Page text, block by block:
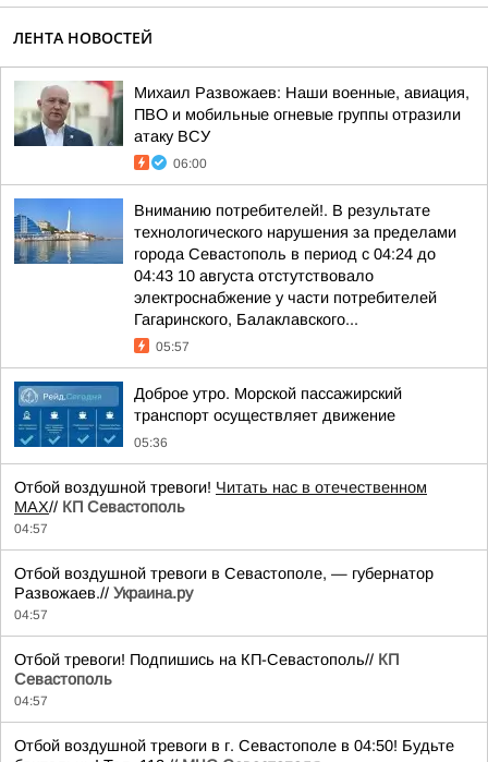
ЛЕНТА НОВОСТЕЙ
Михаил Развожаев: Наши военные, авиация,
ПВО и мобильные огневые группы отразили
атаку ВСУ
06:00
Вниманию потребителей!. В результате
технологического нарушения за пределами
города Севастополь в период с 04:24 до
04:43 10 августа отстутствовало
электроснабжение у части потребителей
Гагаринского, Балаклавского...
05:57
Доброе утро. Морской пассажирский
транспорт осуществляет движение
05:36
Отбой воздушной тревоги! Читать нас в отечественном
MAX// КП Севастополь
04:57
Отбой воздушной тревоги в Севастополе, — губернатор
Развожаев.// Украина.ру
04:57
Отбой тревоги! Подпишись на КП-Севастополь// КП
Севастополь
04:57
Отбой воздушной тревоги в г. Севастополе в 04:50! Будьте